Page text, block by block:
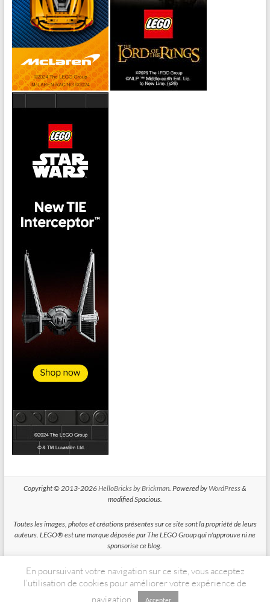
Copyright © 2013-2026HelloBricks by Brickman. Powered by WordPress&
modified Spacious.
Toutes les images, photos et créations présentes sur ce site sont la propriété de leurs
auteurs. LEGO® est une marque déposée par The LEGO Group qui n'approuve ni ne
sponsorise ce blog.
HelloBricks participe au Programme Partenaires d'Amazon EU, un programme
d'affiliation conçu pour permettre à des sites de percevoir une rémunération grace à
la création de liens vers Amazon.fr
En poursuivant votre navigation sur ce site, vous acceptez
l’utilisation de cookies pour améliorer votre expérience de
navigation.
Accepter